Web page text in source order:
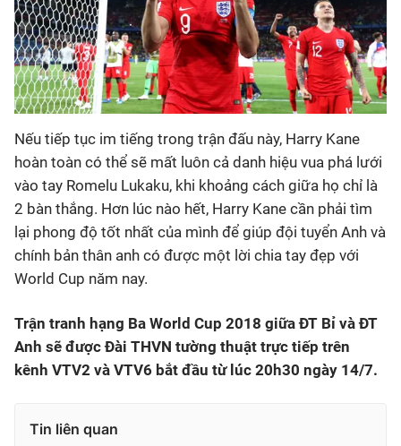
Nếu tiếp tục im tiếng trong trận đấu này, Harry Kane
hoàn toàn có thể sẽ mất luôn cả danh hiệu vua phá lưới
vào tay Romelu Lukaku, khi khoảng cách giữa họ chỉ là
2 bàn thắng. Hơn lúc nào hết, Harry Kane cần phải tìm
lại phong độ tốt nhất của mình để giúp đội tuyển Anh và
chính bản thân anh có được một lời chia tay đẹp với
World Cup năm nay.
Trận tranh hạng Ba World Cup 2018 giữa ĐT Bỉ và ĐT
Anh sẽ được Đài THVN tường thuật trực tiếp trên
kênh VTV2 và VTV6 bắt đầu từ lúc 20h30 ngày 14/7.
Tin liên quan